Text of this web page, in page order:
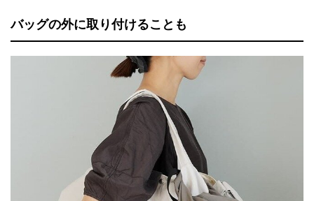
バッグの外に取り付けることも